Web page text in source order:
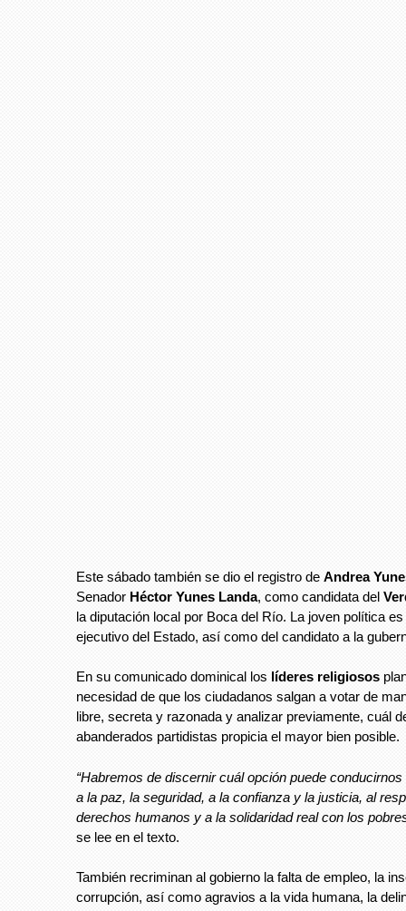
Este sábado también se dio el registro de Andrea
Senador Héctor Yunes Landa, como candidata del
la diputación local por Boca del Río. La joven política
ejecutivo del Estado, así como del candidato a la
En su comunicado dominical los líderes religiosos
necesidad de que los ciudadanos salgan a votar de
libre, secreta y razonada y analizar previamente, cuál
abanderados partidistas propicia el mayor bien posible.
“Habremos de discernir cuál opción puede
a la paz, la seguridad, a la confianza y la justicia, al
derechos humanos y a la solidaridad real con los
se lee en el texto.
También recriminan al gobierno la falta de empleo, la
corrupción, así como agravios a la vida humana, la